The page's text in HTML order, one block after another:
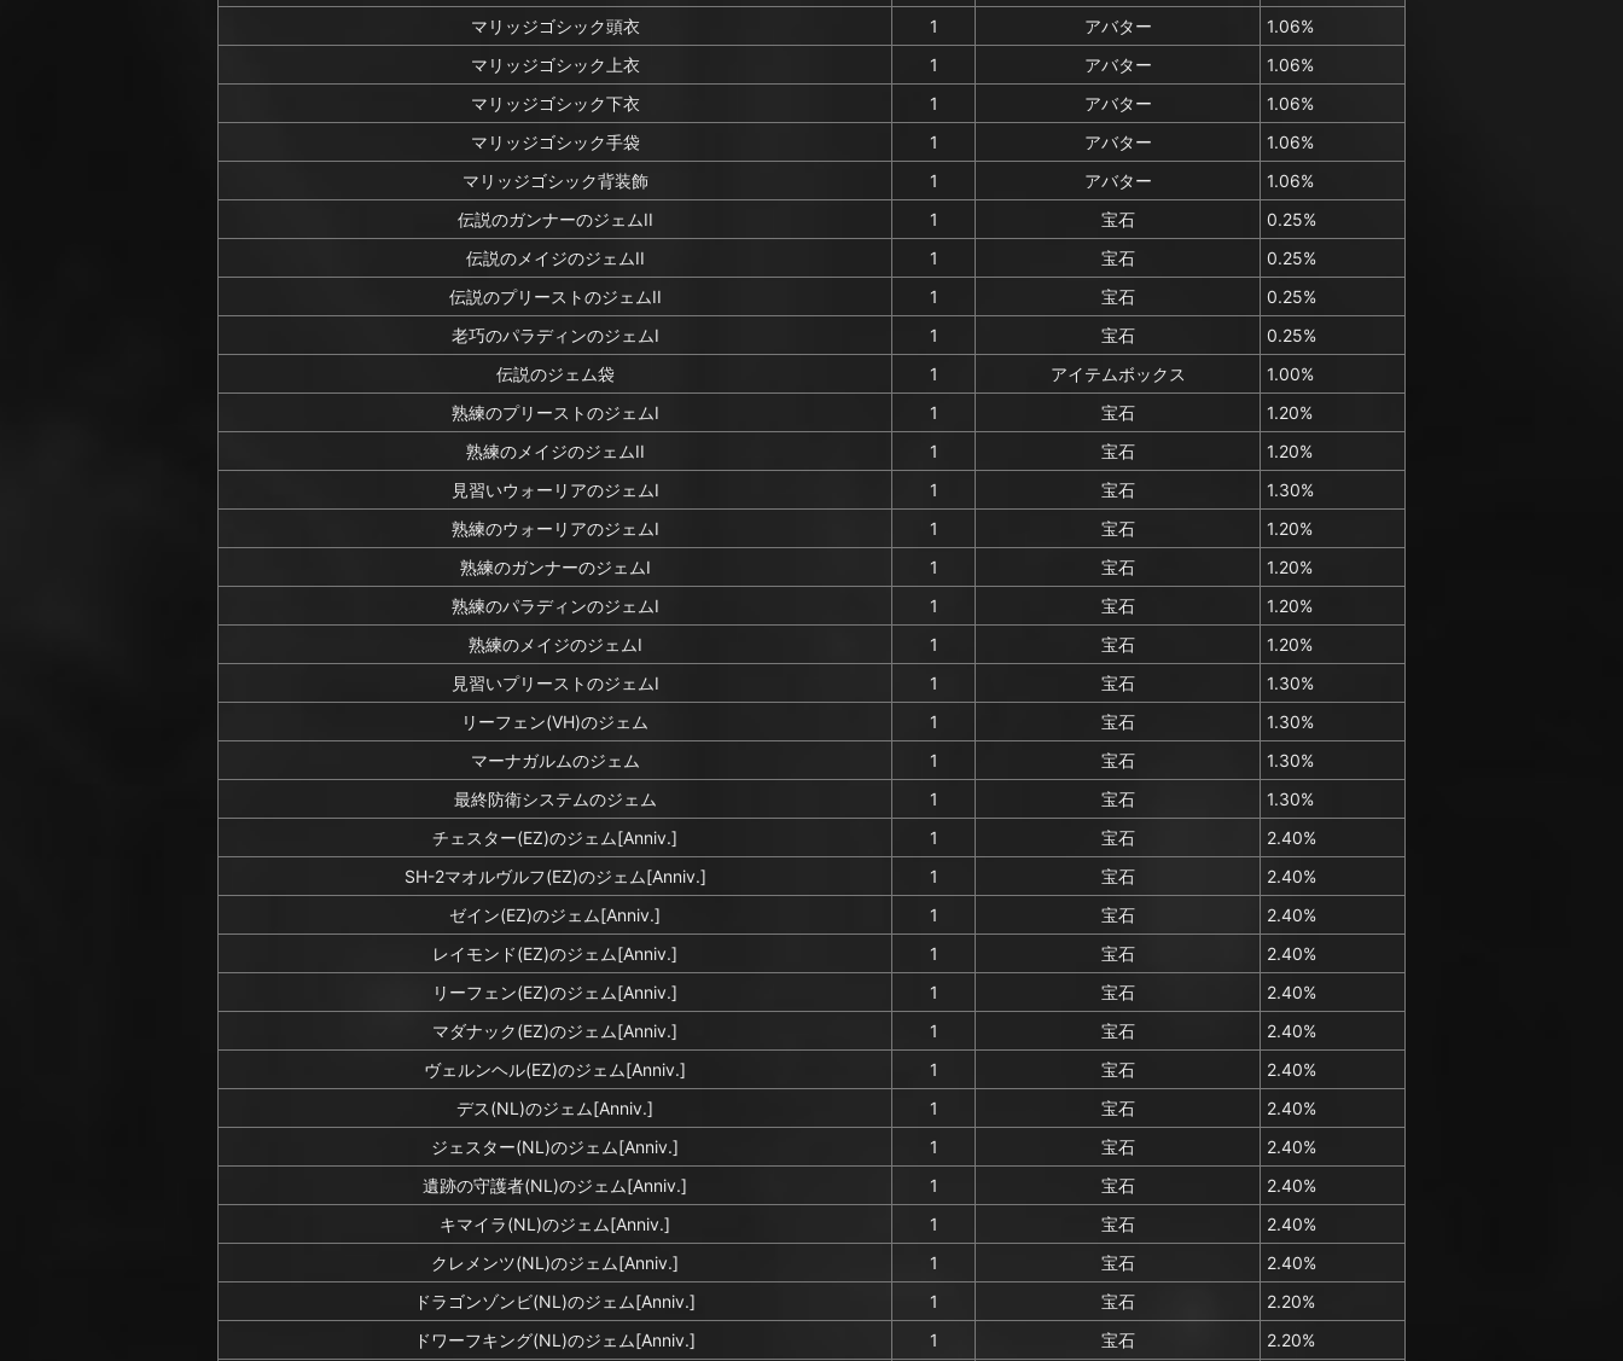
マリッジゴシック頭衣
1 アバター
1.06%
マリッジゴシック上衣
1 アバター
1.06%
マリッジゴシック下衣
1 アバター
1.06%
マリッジゴシック手袋
1 アバター
1.06%
マリッジゴシック背装飾
1 アバター
1.06%
伝説のガンナーのジェムII
1 宝石
0.25%
伝説のメイジのジェムII
1 宝石
0.25%
伝説のプリーストのジェムII
1 宝石
0.25%
老巧のパラディンのジェムI
1 宝石
0.25%
伝説のジェム袋
1 アイテムボックス
1.00%
熟練のプリーストのジェムI
1 宝石
1.20%
熟練のメイジのジェムII
1 宝石
1.20%
見習いウォーリアのジェムI
1 宝石
1.30%
熟練のウォーリアのジェムI
1 宝石
1.20%
熟練のガンナーのジェムI
1 宝石
1.20%
熟練のパラディンのジェムI
1 宝石
1.20%
熟練のメイジのジェムI
1 宝石
1.20%
見習いプリーストのジェムI
1 宝石
1.30%
リーフェン(VH)のジェム
1 宝石
1.30%
マーナガルムのジェム
1 宝石
1.30%
最終防衛システムのジェム
1 宝石
1.30%
チェスター(EZ)のジェム[Anniv.]
1 宝石
2.40%
SH-2マオルヴルフ(EZ)のジェム[Anniv.]
1 宝石
2.40%
ゼイン(EZ)のジェム[Anniv.]
1 宝石
2.40%
レイモンド(EZ)のジェム[Anniv.]
1 宝石
2.40%
リーフェン(EZ)のジェム[Anniv.]
1 宝石
2.40%
マダナック(EZ)のジェム[Anniv.]
1 宝石
2.40%
ヴェルンヘル(EZ)のジェム[Anniv.]
1 宝石
2.40%
デス(NL)のジェム[Anniv.]
1 宝石
2.40%
ジェスター(NL)のジェム[Anniv.]
1 宝石
2.40%
遺跡の守護者(NL)のジェム[Anniv.]
1 宝石
2.40%
キマイラ(NL)のジェム[Anniv.]
1 宝石
2.40%
クレメンツ(NL)のジェム[Anniv.]
1 宝石
2.40%
ドラゴンゾンビ(NL)のジェム[Anniv.]
1 宝石
2.20%
ドワーフキング(NL)のジェム[Anniv.]
1 宝石 2.20%